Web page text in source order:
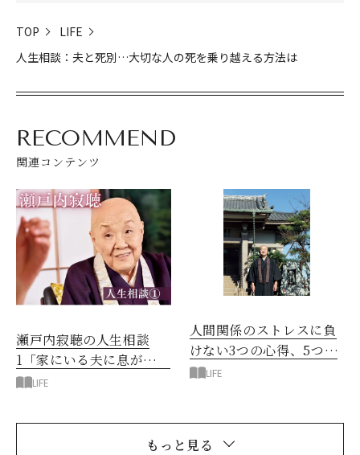
TOP
LIFE
人生相談：夫と死別…大切な人の死を乗り越える方法は
RECOMMEND
関連コンテンツ
瀬戸内寂聴の人生相談
1「家にいる夫に息が詰ま
る」
LIFE
人間関係のストレスに負
けない3つの心得、5つの
行い
LIFE
もっと見る